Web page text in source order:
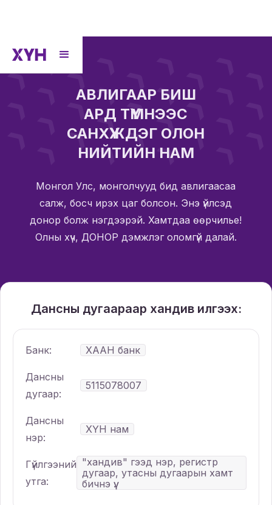
АВЛИГААР БИШ
АРД ТҮМНЭЭС
САНХҮҮЖДЭГ ОЛОН
НИЙТИЙН НАМ
Монгол Улс, монголчууд бид авлигаасаа
салж, босч ирэх цаг болсон. Энэ үйлсэд
донор болж нэгдээрэй. Хамтдаа өөрчилье!
Олны хүч, ДОНОР дэмжлэг оломгүй далай.
Дансны дугаараар хандив илгээх:
Банк: ХААН банк
Дансны
дугаар:
5115078007
Дансны
нэр:
ХҮН нам
Гүйлгээний
утга:
"хандив" гээд нэр, регистр
дугаар, утасны дугаарын хамт
бичнэ үү.